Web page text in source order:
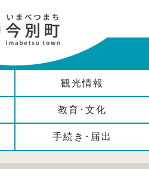
観光情報
教育･文化
手続き･届出